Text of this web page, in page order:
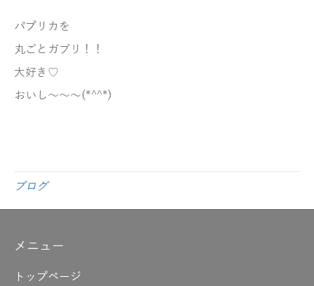
パプリカを
丸ごとガブリ！！
大好き♡
おいし～～～(*^^*)
ブログ
メニュー
トップページ